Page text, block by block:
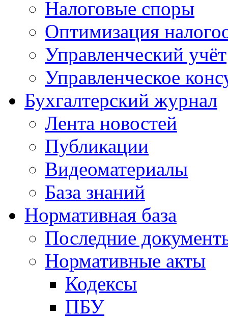
Налоговые споры
Оптимизация
Управленческий учёт
Управленческое
Бухгалтерский журнал
Лента новостей
Публикации
Видеоматериалы
База знаний
Нормативная база
Последние
Нормативные акты
Кодексы
ПБУ